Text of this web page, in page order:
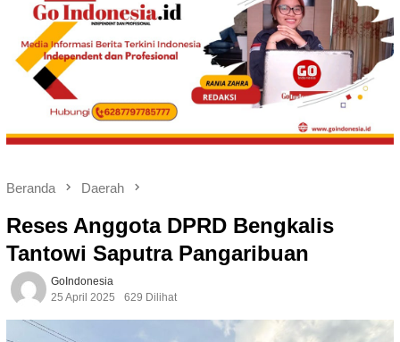
Beranda Daerah
Reses Anggota DPRD Bengkalis
Tantowi Saputra Pangaribuan
GoIndonesia
25 April 2025
629 Dilihat